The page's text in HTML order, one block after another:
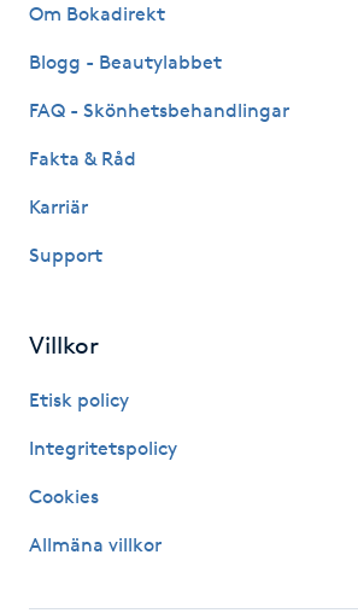
Hollywood Peel
Hot yoga
Hudföryngring
Hudvård
Hyperhidros
Hypnos
Om Bokadirekt
Blogg - Beautylabbet
FAQ - Skönhetsbehandlingar
Fakta & Råd
Karriär
Support
Villkor
Etisk policy
Integritetspolicy
Cookies
Allmäna villkor